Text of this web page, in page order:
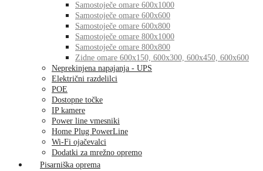
Samostoječe omare 600x1000
Samostoječe omare 600x600
Samostoječe omare 600x800
Samostoječe omare 800x1000
Samostoječe omare 800x800
Zidne omare 600x150, 600x300, 600x450, 600x600
Neprekinjena napajanja - UPS
Električni razdelilci
POE
Dostopne točke
IP kamere
Power line vmesniki
Home Plug PowerLine
Wi-Fi ojačevalci
Dodatki za mrežno opremo
Pisarniška oprema